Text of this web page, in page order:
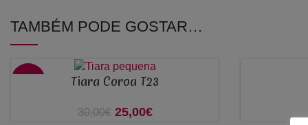
TAMBÉM PODE GOSTAR…
Tiara Coroa T23
30,00€ O preço original era:
25,00€